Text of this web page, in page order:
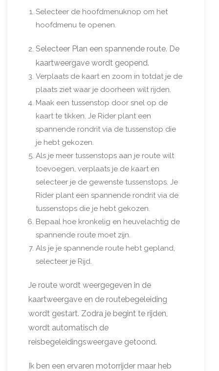
Selecteer de hoofdmenuknop om het
hoofdmenu te openen.
Selecteer Plan een spannende route. De
kaartweergave wordt geopend.
Verplaats de kaart en zoom in totdat je de
plaats ziet waar je doorheen wilt rijden.
Maak een tussenstop door snel op de
kaart te tikken. Je Rider plant een
spannende rondrit via de tussenstop die
je hebt gekozen.
Als je meer tussenstops aan je route wilt
toevoegen, verplaats je de kaart en
selecteer je de gewenste tussenstops. Je
Rider plant een spannende rondrit via de
tussenstops die je hebt gekozen.
Bepaal hoe kronkelig en heuvelachtig de
spannende route moet zijn.
Als je je spannende route hebt gepland,
selecteer je Rijd.
Je route wordt weergegeven in de
kaartweergave en de routebegeleiding
wordt gestart. Zodra je begint te rijden,
wordt automatisch de
reisbegeleidingsweergave getoond.
Ik ben een ervaren motorrijder maar heb